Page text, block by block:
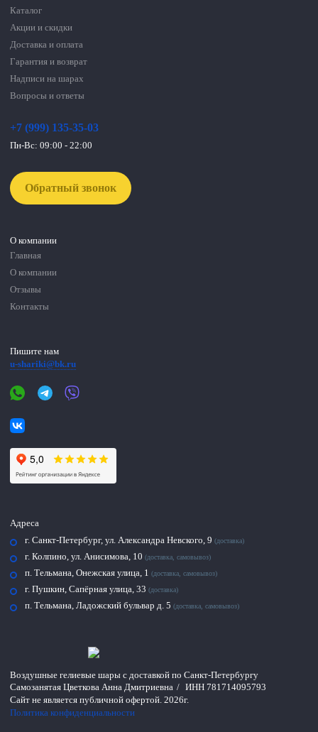
Каталог
Акции и скидки
Доставка и оплата
Гарантия и возврат
Надписи на шарах
Вопросы и ответы
Воздушные гелиевые шары с доставкой по Санкт-Петербургу
Самозанятая Цветкова Анна Дмитриевна / ИНН 781714095793
Сайт не является публичной офертой. 2026г.
Политика конфиденциальности
О компании
Главная
О компании
Отзывы
Контакты
Пишите нам
u-shariki@bk.ru
Адреса
г. Санкт-Петербург, ул. Александра Невского, 9 (доставка)
г. Колпино, ул. Анисимова, 10 (доставка, самовывоз)
п. Тельмана, Онежская улица, 1 (доставка, самовывоз)
г. Пушкин, Сапёрная улица, 33 (доставка)
п. Тельмана, Ладожский бульвар д. 5 (доставка, самовывоз)
+7 (999) 135-35-03
Пн-Вс: 09:00 - 22:00
Обратный звонок